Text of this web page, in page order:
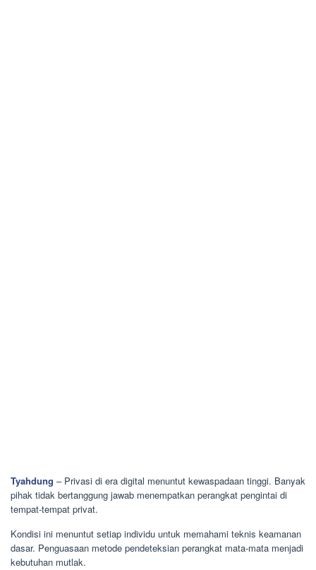
Tyahdung – Privasi di era digital menuntut kewaspadaan tinggi. Banyak
pihak tidak bertanggung jawab menempatkan perangkat pengintai di
tempat-tempat privat.
Kondisi ini menuntut setiap individu untuk memahami teknis keamanan
dasar. Penguasaan metode pendeteksian perangkat mata-mata menjadi
kebutuhan mutlak.